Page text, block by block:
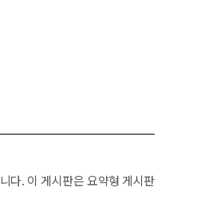
다. 이 게시판은 요약형 게시판